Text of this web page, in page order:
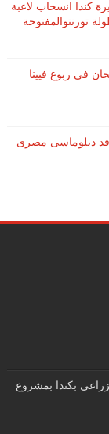
كندا انسحاب لاعبة
​تورنتو​المفتوحة
فى ربوع فيينا
وفد دبلوماسى مصرى
بكندا بمشروع